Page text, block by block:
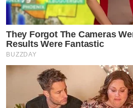
They Forgot The Cameras
Results Were Fantastic
BUZZDAY